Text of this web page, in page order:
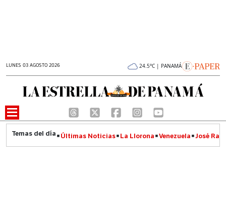
LUNES 03 AGOSTO 2026 24.5°C | PANAMÁ
Últimas Noticias La Llorona Venezuela José